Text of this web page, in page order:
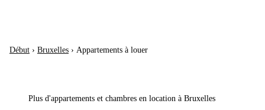
Début › Bruxelles › Appartements à louer
Plus d'appartements et chambres en location à Bruxelles